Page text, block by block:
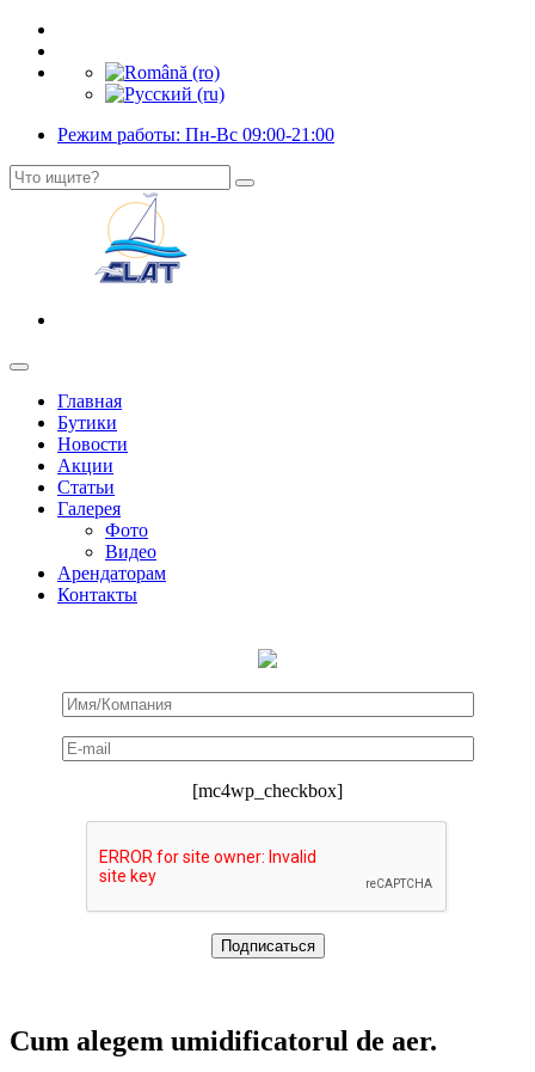
Режим работы: Пн-Вс 09:00-21:00
Главная
Бутики
Новости
Акции
Статьи
Галерея
Фото
Видео
Арендаторам
Контакты
[mc4wp_checkbox]
Cum alegem umidificatorul de aer.